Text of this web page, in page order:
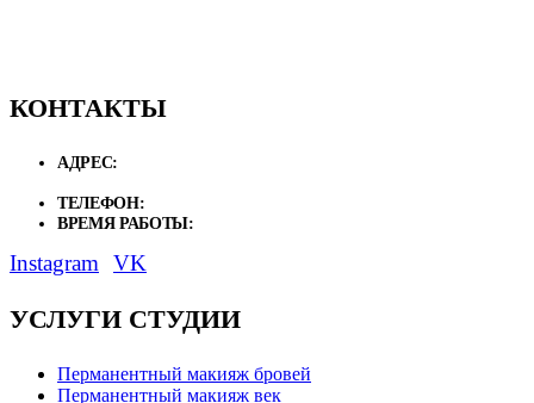
КОНТАКТЫ
АДРЕС:
ТЕЛЕФОН:
ВРЕМЯ РАБОТЫ:
Instagram VK
УСЛУГИ СТУДИИ
Перманентный макияж бровей
Перманентный макияж век